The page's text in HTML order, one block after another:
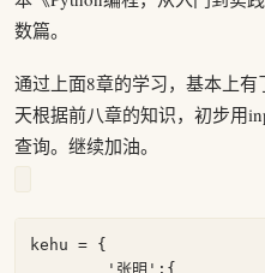
数篇。
通过上面8章的学习，基本上
天根据前八章的知识，初步用
查询。继续加油。
kehu = {